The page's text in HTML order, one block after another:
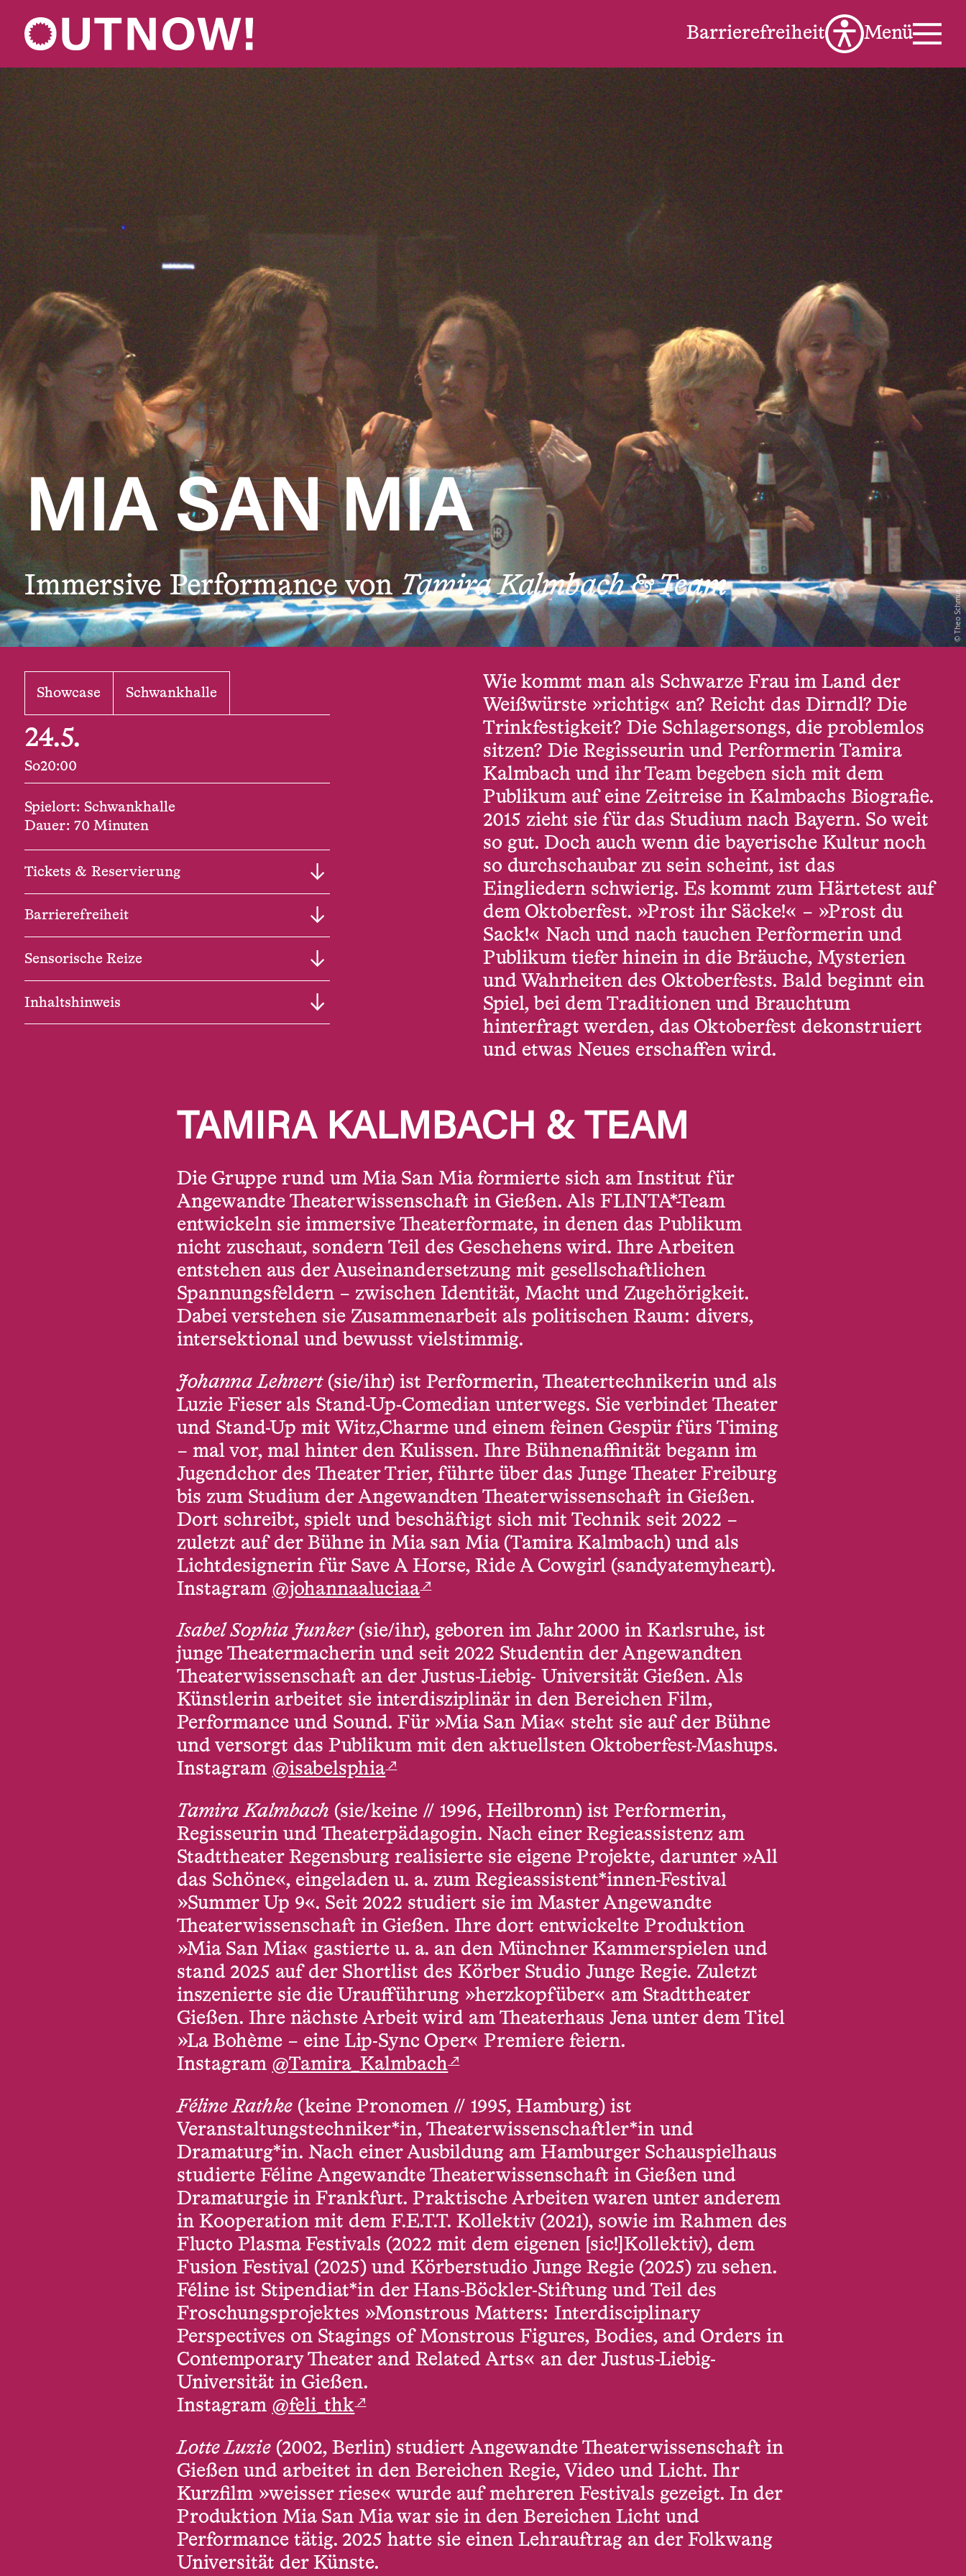
Theo Schmuck
MIA SAN MIA
Immersive Performance vonTamira Kalmbach & Team
Showcase Schwankhalle
24.5.
So20:00
Spielort: Schwankhalle
Dauer: 70 Minuten
Tickets & Reservierung
Barrierefreiheit
Sensorische Reize
Inhaltshinweis
Wie kommt man als Schwarze Frau im Land der
Weißwürste »richtig« an? Reicht das Dirndl? Die
Trinkfestigkeit? Die Schlagersongs, die problemlos
sitzen? Die Regisseurin und Performerin Tamira
Kalmbach und ihr Team begeben sich mit dem
Publikum auf eine Zeitreise in Kalmbachs Biografie.
2015 zieht sie für das Studium nach Bayern. So weit
so gut. Doch auch wenn die bayerische Kultur noch
so durchschaubar zu sein scheint, ist das
Eingliedern schwierig. Es kommt zum Härtetest auf
dem Oktoberfest. »Prost ihr Säcke!« – »Prost du
Sack!« Nach und nach tauchen Performerin und
Publikum tiefer hinein in die Bräuche, Mysterien
und Wahrheiten des Oktoberfests. Bald beginnt ein
Spiel, bei dem Traditionen und Brauchtum
hinterfragt werden, das Oktoberfest dekonstruiert
und etwas Neues erschaffen wird.
TAMIRA KALMBACH & TEAM
Die Gruppe rund um Mia San Mia formierte sich am Institut für
Angewandte Theaterwissenschaft in Gießen. Als FLINTA*-Team
entwickeln sie immersive Theaterformate, in denen das Publikum
nicht zuschaut, sondern Teil des Geschehens wird. Ihre Arbeiten
entstehen aus der Auseinandersetzung mit gesellschaftlichen
Spannungsfeldern – zwischen Identität, Macht und Zugehörigkeit.
Dabei verstehen sie Zusammenarbeit als politischen Raum: divers,
intersektional und bewusst vielstimmig.
Johanna Lehnert(sie/ihr) ist Performerin, Theatertechnikerin und als
Luzie Fieser als Stand-Up-Comedian unterwegs. Sie verbindet Theater
und Stand-Up mit Witz,Charme und einem feinen Gespür fürs Timing
– mal vor, mal hinter den Kulissen. Ihre Bühnenaffinität begann im
Jugendchor des Theater Trier, führte über das Junge Theater Freiburg
bis zum Studium der Angewandten Theaterwissenschaft in Gießen.
Dort schreibt, spielt und beschäftigt sich mit Technik seit 2022 –
zuletzt auf der Bühne in Mia san Mia (Tamira Kalmbach) und als
Lichtdesignerin für Save A Horse, Ride A Cowgirl (sandyatemyheart).
Instagram @johannaaluciaa ↗
Isabel Sophia Junker(sie/ihr), geboren im Jahr 2000 in Karlsruhe, ist
junge Theatermacherin und seit 2022 Studentin der Angewandten
Theaterwissenschaft an der Justus-Liebig- Universität Gießen. Als
Künstlerin arbeitet sie interdisziplinär in den Bereichen Film,
Performance und Sound. Für »Mia San Mia« steht sie auf der Bühne
und versorgt das Publikum mit den aktuellsten Oktoberfest-Mashups.
Instagram @isabelsphia ↗
Tamira Kalmbach (sie/keine // 1996, Heilbronn) ist Performerin,
Regisseurin und Theaterpädagogin. Nach einer Regieassistenz am
Stadttheater Regensburg realisierte sie eigene Projekte, darunter »All
das Schöne«, eingeladen u. a. zum Regieassistent*innen-Festival
»Summer Up 9«. Seit 2022 studiert sie im Master Angewandte
Theaterwissenschaft in Gießen. Ihre dort entwickelte Produktion
»Mia San Mia« gastierte u. a. an den Münchner Kammerspielen und
stand 2025 auf der Shortlist des Körber Studio Junge Regie. Zuletzt
inszenierte sie die Uraufführung »herzkopfüber« am Stadttheater
Gießen. Ihre nächste Arbeit wird am Theaterhaus Jena unter dem Titel
»La Bohème – eine Lip-Sync Oper« Premiere feiern.
Instagram @Tamira_Kalmbach ↗
Féline Rathke (keine Pronomen // 1995, Hamburg) ist
Veranstaltungstechniker*in, Theaterwissenschaftler*in und
Dramaturg*in. Nach einer Ausbildung am Hamburger Schauspielhaus
studierte Féline Angewandte Theaterwissenschaft in Gießen und
Dramaturgie in Frankfurt. Praktische Arbeiten waren unter anderem
in Kooperation mit dem F.E.T.T. Kollektiv (2021), sowie im Rahmen des
Flucto Plasma Festivals (2022 mit dem eigenen [sic!]Kollektiv), dem
Fusion Festival (2025) und Körberstudio Junge Regie (2025) zu sehen.
Féline ist Stipendiat*in der Hans-Böckler-Stiftung und Teil des
Froschungsprojektes »Monstrous Matters: Interdisciplinary
Perspectives on Stagings of Monstrous Figures, Bodies, and Orders in
Contemporary Theater and Related Arts« an der Justus-Liebig-
Universität in Gießen.
Instagram @feli_thk ↗
Lotte Luzie (2002, Berlin) studiert Angewandte Theaterwissenschaft in
Gießen und arbeitet in den Bereichen Regie, Video und Licht. Ihr
Kurzfilm »weisser riese« wurde auf mehreren Festivals gezeigt. In der
Produktion Mia San Mia war sie in den Bereichen Licht und
Performance tätig. 2025 hatte sie einen Lehrauftrag an der Folkwang
Universität der Künste.